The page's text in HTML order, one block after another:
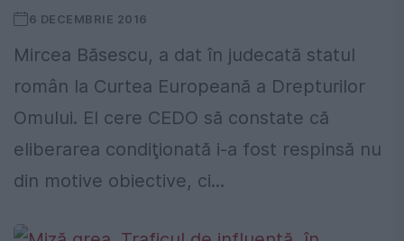
6 DECEMBRIE 2016
Mircea Băsescu, a dat în judecată statul
român la Curtea Europeană a Drepturilor
Omului. El cere CEDO să constate că
eliberarea condiţionată i-a fost respinsă nu
din motive obiective, ci...